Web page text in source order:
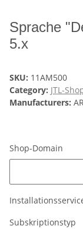
Sprache
5.x
SKU: 11AM500
Category: JTL-
Manufacturers:
Shop-Domain
Subskriptionstyp